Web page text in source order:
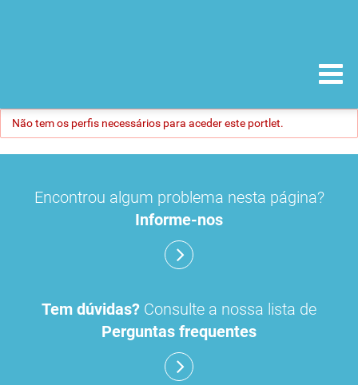
Não tem os perfis necessários para aceder este portlet.
Encontrou algum problema nesta página?
Informe-nos
Tem dúvidas? Consulte a nossa lista de
Perguntas frequentes